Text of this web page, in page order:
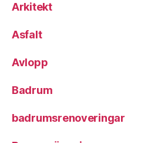
Arkitekt
Asfalt
Avlopp
Badrum
badrumsrenoveringar